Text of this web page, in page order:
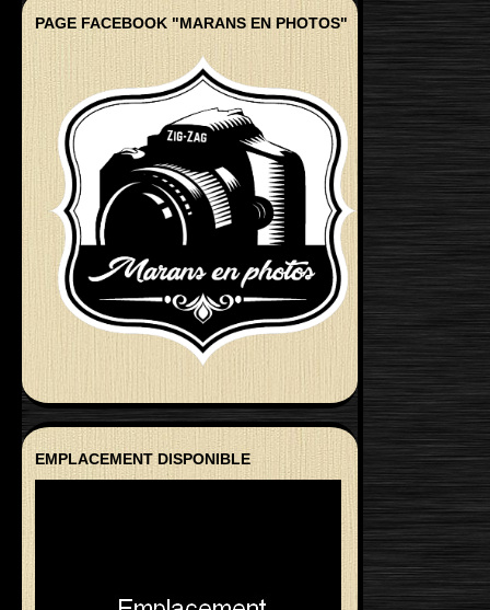
PAGE FACEBOOK "MARANS EN PHOTOS"
EMPLACEMENT DISPONIBLE